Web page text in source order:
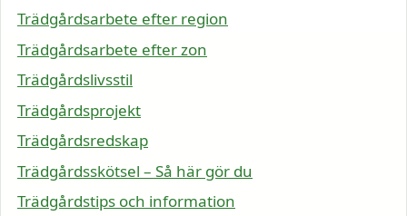
Trädgårdsarbete efter region
Trädgårdsarbete efter zon
Trädgårdslivsstil
Trädgårdsprojekt
Trädgårdsredskap
Trädgårdsskötsel – Så här gör du
Trädgårdstips och information